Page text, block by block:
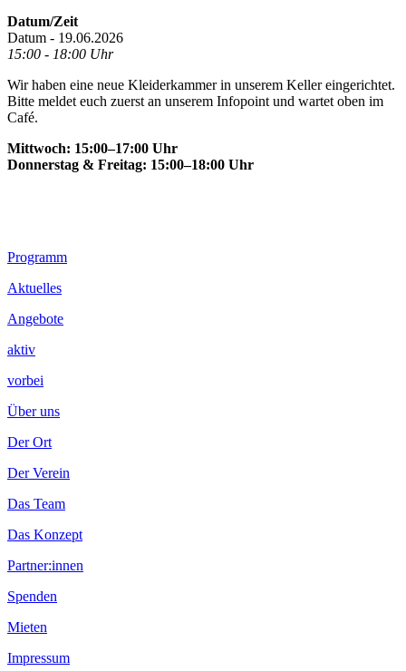
Datum/Zeit
Datum - 19.06.2026
15:00 - 18:00 Uhr
Wir haben eine neue Kleiderkammer in unserem Keller eingerichtet.
Bitte meldet euch zuerst an unserem Infopoint und wartet oben im
Café.
Mittwoch: 15:00–17:00 Uhr
Donnerstag & Freitag: 15:00–18:00 Uhr
Footer
Inhalt
Programm
Aktuelles
Angebote
aktiv
vorbei
Über uns
Der Ort
Der Verein
Das Team
Das Konzept
Partner:innen
Spenden
Mieten
Impressum